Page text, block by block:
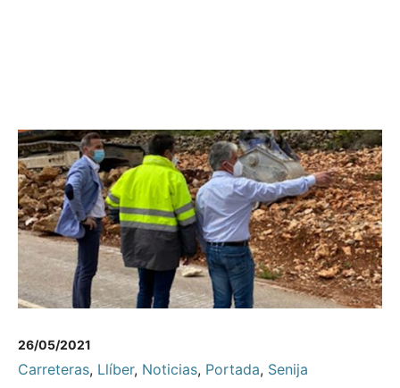
26/05/2021
Carreteras, Llíber, Noticias, Portada, Senija